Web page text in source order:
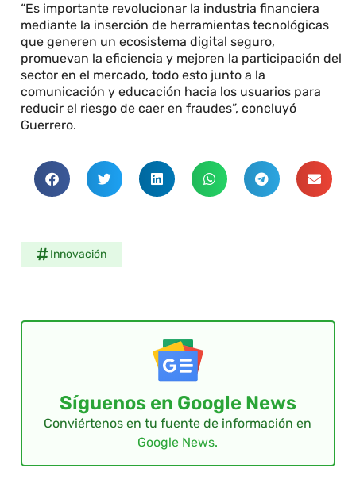
“Es importante revolucionar la industria financiera
mediante la inserción de herramientas tecnológicas
que generen un ecosistema digital seguro,
promuevan la eficiencia y mejoren la participación del
sector en el mercado, todo esto junto a la
comunicación y educación hacia los usuarios para
reducir el riesgo de caer en fraudes”, concluyó
Guerrero.
Innovación
Síguenos en Google News
Conviértenos en tu fuente de información en
Google News.